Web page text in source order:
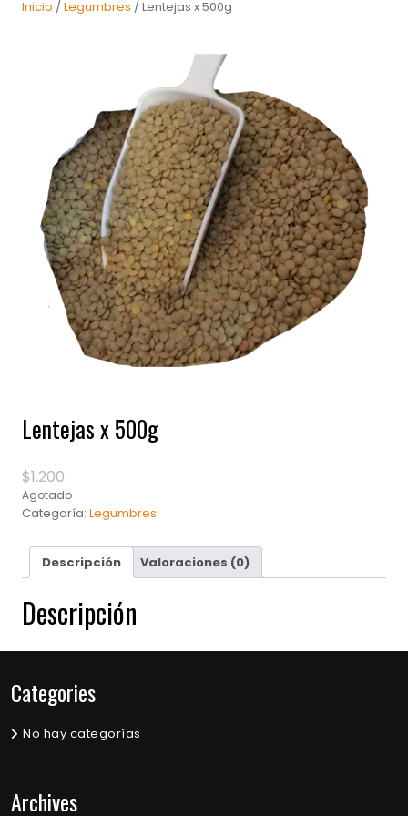
Inicio /Legumbres / Lentejas x 500g
Lentejas x 500g
$1.200
Agotado
Categoría: Legumbres
Descripción Valoraciones (0)
Descripción
Categories
No hay categorías
Archives